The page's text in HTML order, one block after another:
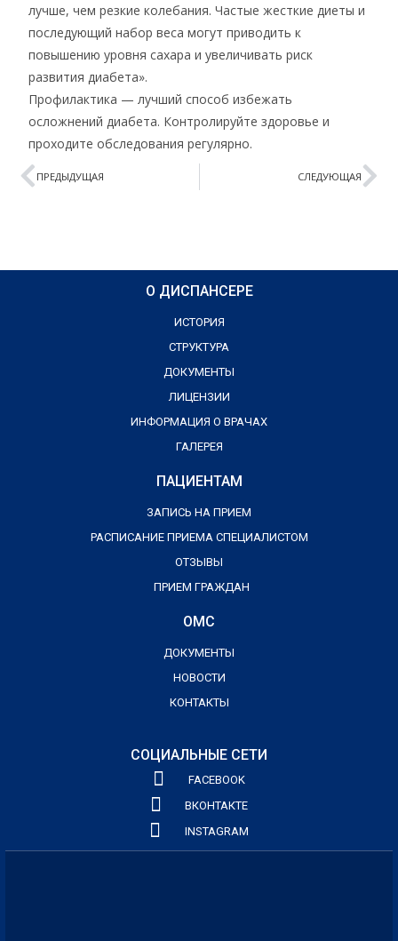
лучше, чем резкие колебания. Частые жесткие диеты и
последующий набор веса могут приводить к
повышению уровня сахара и увеличивать риск
развития диабета».
Профилактика — лучший способ избежать
осложнений диабета. Контролируйте здоровье и
проходите обследования регулярно.
ПРЕДЫДУЩАЯ СЛЕДУЮЩАЯ
О ДИСПАНСЕРЕ
ИСТОРИЯ
СТРУКТУРА
ДОКУМЕНТЫ
ЛИЦЕНЗИИ
ИНФОРМАЦИЯ О ВРАЧАХ
ГАЛЕРЕЯ
ПАЦИЕНТАМ
ЗАПИСЬ НА ПРИЕМ
РАСПИСАНИЕ ПРИЕМА СПЕЦИАЛИСТОМ
ОТЗЫВЫ
ПРИЕМ ГРАЖДАН
ОМС
ДОКУМЕНТЫ
НОВОСТИ
КОНТАКТЫ
СОЦИАЛЬНЫЕ СЕТИ
FACEBOOK
ВКОНТАКТЕ
INSTAGRAM